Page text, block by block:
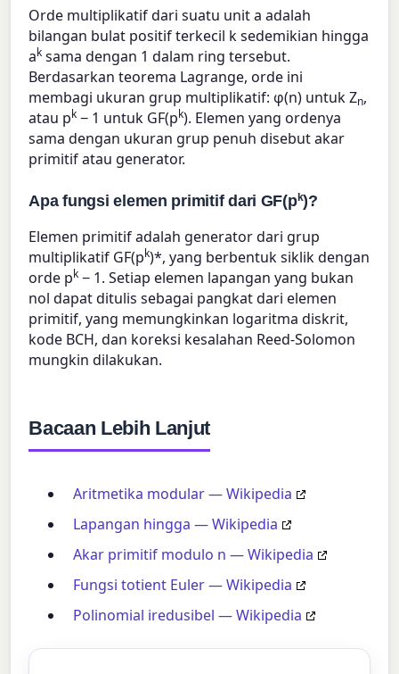
Orde multiplikatif dari suatu unit a adalah
bilangan bulat positif terkecil k sedemikian hingga
ak sama dengan 1 dalam ring tersebut.
Berdasarkan teorema Lagrange, orde ini
membagi ukuran grup multiplikatif: φ(n) untuk Zn,
atau pk − 1 untuk GF(pk). Elemen yang ordenya
sama dengan ukuran grup penuh disebut akar
primitif atau generator.
Apa fungsi elemen primitif dari GF(pk)?
Elemen primitif adalah generator dari grup
multiplikatif GF(pk)*, yang berbentuk siklik dengan
orde pk − 1. Setiap elemen lapangan yang bukan
nol dapat ditulis sebagai pangkat dari elemen
primitif, yang memungkinkan logaritma diskrit,
kode BCH, dan koreksi kesalahan Reed-Solomon
mungkin dilakukan.
Bacaan Lebih Lanjut
Aritmetika modular — Wikipedia
Lapangan hingga — Wikipedia
Akar primitif modulo n — Wikipedia
Fungsi totient Euler — Wikipedia
Polinomial iredusibel — Wikipedia